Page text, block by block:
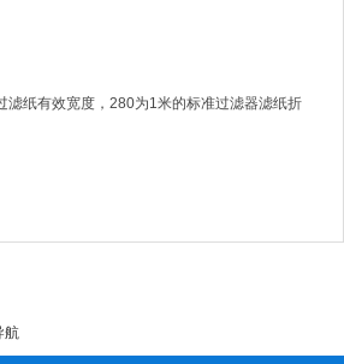
有效宽度，280为1米的标准过滤器滤纸折
航